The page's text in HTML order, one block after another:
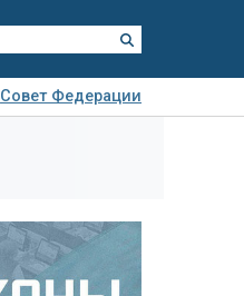
Совет Федерации